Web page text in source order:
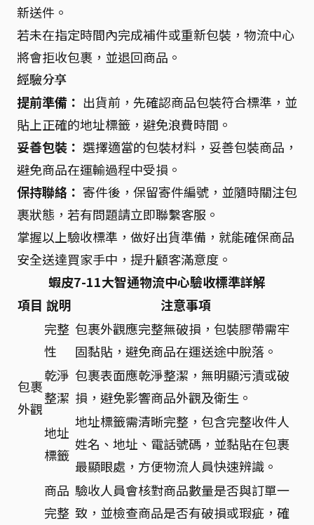
新送件。
若未在指定時間內完成補件或重新包裝，物流中心
將會拒收包裹，並退回商品。
經驗分享
提前準備： 出貨前，先確認商品包裝符合標準，並
貼上正確的地址標籤，避免浪費時間。
妥善包裝： 選擇適當的包裝材料，妥善包裝商品，
避免商品在運輸過程中受損。
保持聯絡： 寄件後，保留寄件編號，並隨時關注包
裹狀態，若有問題請立即聯繫客服。
掌握以上驗收標準，做好出貨準備，就能確保商品
安全送達買家手中，提升顧客滿意度。
蝦皮7-11大智通物流中心驗收標準詳解
項目 說明 注意事項
包裹
外觀
完整
性
包裹外觀應完整無破損，包裝膠帶需牢
固黏貼，避免商品在運送途中脫落。
乾淨
整潔
包裹表面應乾淨整潔，無明顯污漬或破
損，避免影響商品外觀及衛生。
地址
標籤
地址標籤需清晰完整，包含完整收件人
姓名、地址、電話號碼，並黏貼在包裹
最顯眼處，方便物流人員快速辨識。
商品
完整
驗收人員會核對商品數量是否與訂單一
致，並檢查商品是否有破損或瑕疵，確